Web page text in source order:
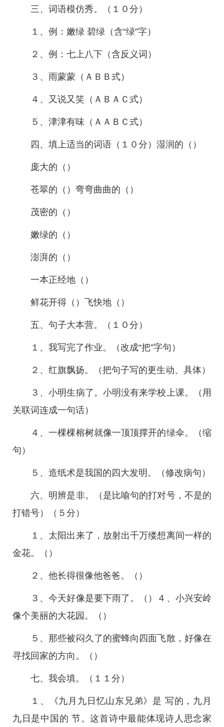
三、词语模仿秀。（１０分）
１、例：嫩绿 碧绿（含“绿”字）
２、例：七上八下（含反义词）
３、雨蒙蒙（ＡＢＢ式）
４、又说又笑（ＡＢＡＣ式）
５、津津有味（ＡＡＢＣ式）
四、填上适当的词语（１０分）湿润的（）
庞大的（）
苍翠的（）弯弯曲曲的（）
茂密的（）
嫩绿的（）
澎湃的（）
一本正经地（）
鲜花开得（）飞快地（）
五、句子大本营。（１０分）
１、我写完了作业。（改成“把”字句）
２、红旗飘扬。（把句子写的更生动、具体）
３、小明生病了。小明没有来学校上课。（用
关联词连成一句话）
４、一棵棵榕树就像一顶顶撑开的绿伞。（缩
句）
５、造纸术是我国的四大发明。（修改病句）
六、明辨是非。（是比喻句的打对号，不是的
打错号）（５分）
１、太阳出来了，放射出千万缕想离间一样的
金花。（）
２、他长得很像他爸爸。（）
３、今天好像是要下雨了。（）４、小兴安岭
像个美丽的大花园。（）
５、那些被闷久了的蜜蜂向四面飞散，好像在
寻找回家的方向。（）
七、我会填。（１１分）
１、《九月九日忆山东兄弟》是 写的，九月
九日是中国的 节。这首诗中最能体现诗人思念家